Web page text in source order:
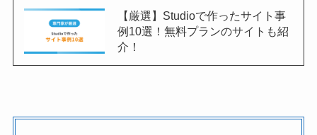
【厳選】Studioで作ったサイト事
例10選！無料プランのサイトも紹
介！